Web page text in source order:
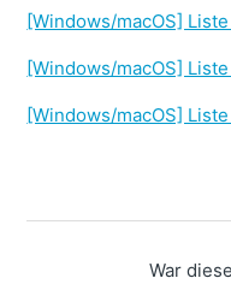
[Windows/macOS]
[Windows/macOS]
[Windows/macOS]
War